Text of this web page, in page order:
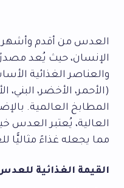
العدس من أقدم وأشهر
الإنسان، حيث يُعد مصدرًا
والعناصر الغذائية
(الأحمر، الأخضر،
المطابخ العالمية.
العالية، يُعتبر العدس
مما يجعله غذاءً
القيمة الغذائية